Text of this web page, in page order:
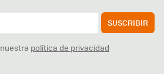
SUSCRIBIR
política de privacidad